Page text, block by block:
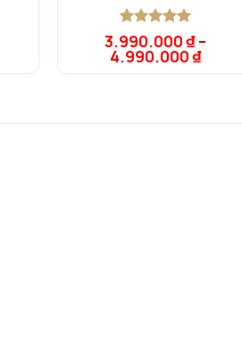
5.00trên 5
dựa trên
1
đánh giá
3.990.000₫–
4.990.000₫